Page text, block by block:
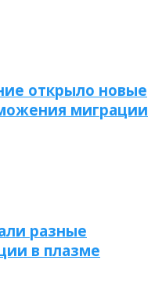
открыло новые
миграции
разные
в плазме